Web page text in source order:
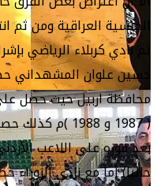
الجنسية العراقية ومن
ثم نادي كربلاء الرياضي
حسين علوان المشهداني
محافظة اربيل حيث حصل على
بعد فوزه على اللاعب
حاليا) أما مع نادي